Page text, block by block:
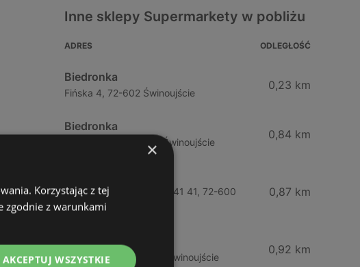
Inne sklepy Supermarkety w pobliżu
ADRES ODLEGŁOŚĆ
Biedronka
Fińska 4, 72-602 Świnoujście
0,23 km
Biedronka
Chrobrego 9, 72-600 Świnoujście
0,84 km
Ul. Bohaterów Września 41 41, 72-600
Świnoujście
0,87 km
ABC
Barlickiego, 4, 72-600 Świnoujście
0,92 km
×
Korzystając z tej
zgodnie z warunkami
AKCEPTUJ WSZYSTKIE